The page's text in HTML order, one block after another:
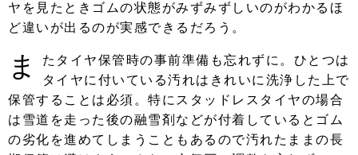
ヤを見たときゴムの状態がみずみずしいのがわかるほ
ど違いが出るのが実感できるだろう。
ま
たタイヤ保管時の事前準備も忘れずに。ひとつは
タイヤに付いている汚れはきれいに洗浄した上で
保管することは必須。特にスタッドレスタイヤの場合
は雪道を走った後の融雪剤などが付着しているとゴム
の劣化を進めてしまうこともあるので汚れたままの長